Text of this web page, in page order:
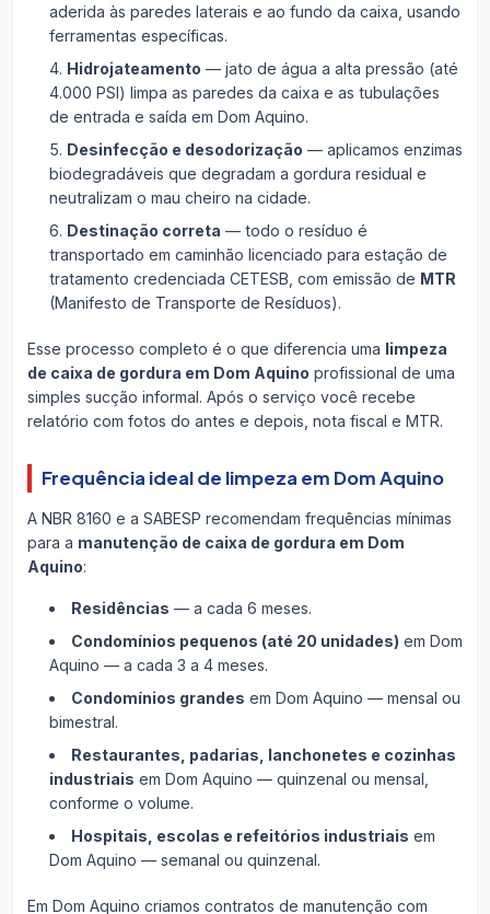
aderida às paredes laterais e ao fundo da caixa, usando
ferramentas específicas.
Hidrojateamento — jato de água a alta pressão (até
4.000 PSI) limpa as paredes da caixa e as tubulações
de entrada e saída em Dom Aquino.
Desinfecção e desodorização — aplicamos enzimas
biodegradáveis que degradam a gordura residual e
neutralizam o mau cheiro na cidade.
Destinação correta — todo o resíduo é
transportado em caminhão licenciado para estação de
tratamento credenciada CETESB, com emissão de MTR
(Manifesto de Transporte de Resíduos).
Esse processo completo é o que diferencia uma limpeza
de caixa de gordura em Dom Aquino profissional de uma
simples sucção informal. Após o serviço você recebe
relatório com fotos do antes e depois, nota fiscal e MTR.
Frequência ideal de limpeza em Dom Aquino
A NBR 8160 e a SABESP recomendam frequências mínimas
para a manutenção de caixa de gordura em Dom
Aquino:
Residências — a cada 6 meses.
Condomínios pequenos (até 20 unidades) em Dom
Aquino — a cada 3 a 4 meses.
Condomínios grandes em Dom Aquino — mensal ou
bimestral.
Restaurantes, padarias, lanchonetes e cozinhas
industriais em Dom Aquino — quinzenal ou mensal,
conforme o volume.
Hospitais, escolas e refeitórios industriais em
Dom Aquino — semanal ou quinzenal.
Em Dom Aquino criamos contratos de manutenção com